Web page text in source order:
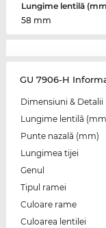
Lungime lentilă
58 mm
GU 7906-H
Dimensiuni & Detalii
Lungime lentilă
Punte nazală (mm)
Lungimea tijei
Genul
Tipul ramei
Culoare rame
Culoarea lentilei